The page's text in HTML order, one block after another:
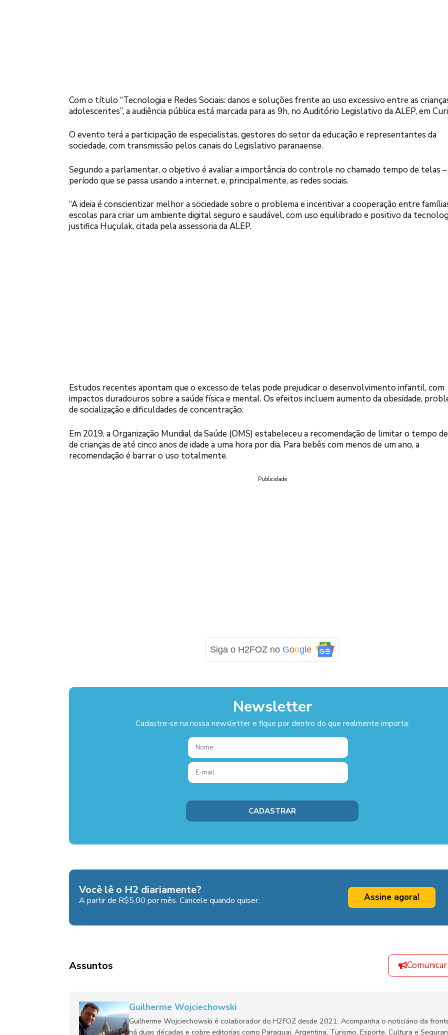
Com o título “Tecnologia e Redes Sociais: danos e soluções frente ao uso excessivo entre as
adolescentes”, a audiência pública está marcada para as 9h, no Auditório Legislativo da ALEP, em
O evento terá a participação de especialistas, gestores do setor da educação e representantes da
sociedade, com transmissão pelos canais do Legislativo paranaense.
Segundo a parlamentar, o objetivo é avaliar a importância do controle no chamado tempo de telas
período que se passa usando a internet, e, principalmente, as redes sociais.
“A ideia é conscientizar melhor a sociedade sobre o problema e incentivar a cooperação entre
escolas para criar um ambiente digital seguro e saudável, com uso equilibrado e positivo da
justifica Huçulak, citada pela assessoria da ALEP.
Estudos recentes apontam que o excesso de telas pode prejudicar o desenvolvimento infantil, com
impactos duradouros sobre a saúde física e mental. Os efeitos incluem aumento da obesidade,
de socialização e dificuldades de concentração.
Em 2019, a Organização Mundial da Saúde (OMS) estabeleceu a recomendação de limitar o tempo
de crianças de até cinco anos de idade a uma hora por dia. Para bebês com menos de um ano, a
recomendação é barrar o uso totalmente.
Publicidade
Siga o H2FOZ no Google
Newsletter
Cadastre-se na nossa newsletter e fique por dentro do que realmente importa.
Você lê o H2 diariamente?
A partir de R$5,00 por mês. Cancele quando quiser. Assine agora!
Assuntos
Guilherme Wojciechowski
Guilherme Wojciechowski é colaborador do H2FOZ desde 2021. Acompanha o noticiário da
há duas décadas e cobre editorias como Paraguai, Argentina, Turismo, Esporte, Cultura e